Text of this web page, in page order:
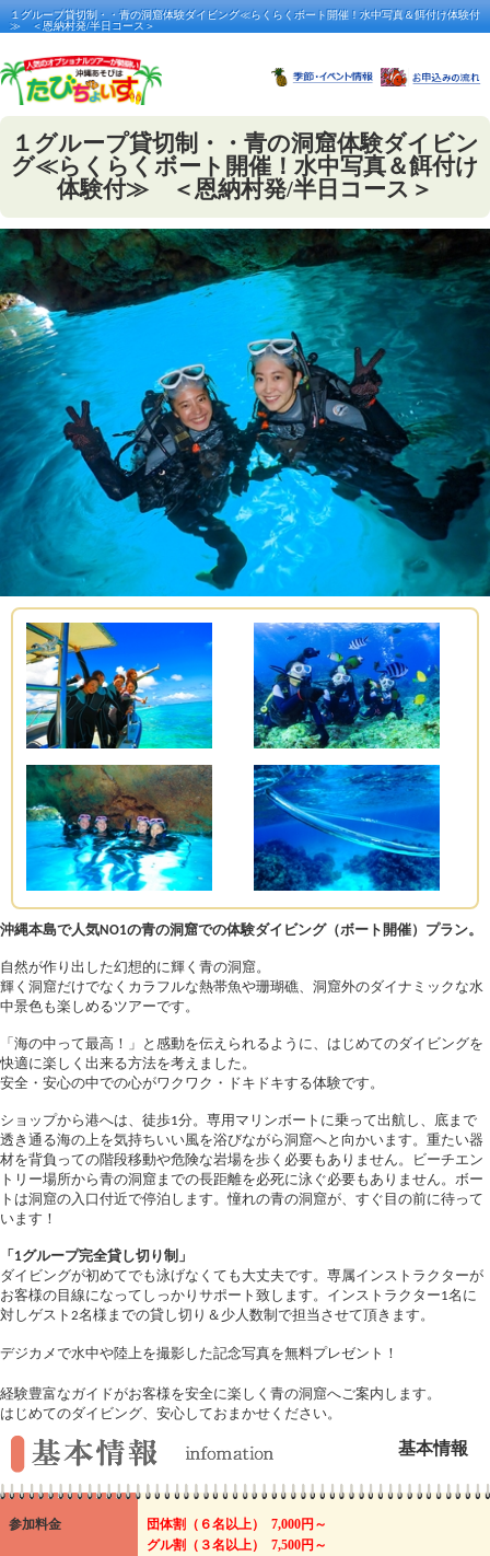
１グループ貸切制・・青の洞窟体験ダイビング≪らくらくボート開催！水中写真＆餌付け体験付
≫ ＜恩納村発/半日コース＞
１グループ貸切制・・青の洞窟体験ダイビン
グ≪らくらくボート開催！水中写真＆餌付け
体験付≫ ＜恩納村発/半日コース＞
沖縄本島で人気NO1の青の洞窟での体験ダイビング（ボート開催）プラン。
自然が作り出した幻想的に輝く青の洞窟。
輝く洞窟だけでなくカラフルな熱帯魚や珊瑚礁、洞窟外のダイナミックな水
中景色も楽しめるツアーです。
「海の中って最高！」と感動を伝えられるように、はじめてのダイビングを
快適に楽しく出来る方法を考えました。
安全・安心の中での心がワクワク・ドキドキする体験です。
ショップから港へは、徒歩1分。専用マリンボートに乗って出航し、底まで
透き通る海の上を気持ちいい風を浴びながら洞窟へと向かいます。重たい器
材を背負っての階段移動や危険な岩場を歩く必要もありません。ビーチエン
トリー場所から青の洞窟までの長距離を必死に泳ぐ必要もありません。ボー
トは洞窟の入口付近で停泊します。憧れの青の洞窟が、すぐ目の前に待って
います！
「1グループ完全貸し切り制」
ダイビングが初めてでも泳げなくても大丈夫です。専属インストラクターが
お客様の目線になってしっかりサポート致します。インストラクター1名に
対しゲスト2名様までの貸し切り＆少人数制で担当させて頂きます。
デジカメで水中や陸上を撮影した記念写真を無料プレゼント！
経験豊富なガイドがお客様を安全に楽しく青の洞窟へご案内します。
はじめてのダイビング、安心しておまかせください。
基本情報
参加料金
団体割（６名以上） 7,000円～
グル割（３名以上） 7,500円～